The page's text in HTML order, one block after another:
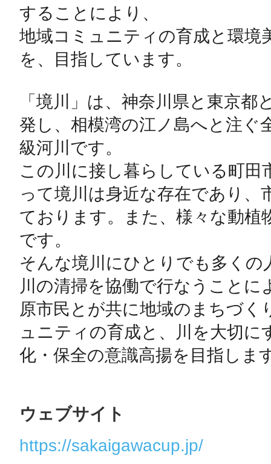
することにより、
地域コミュニティの育成と環境
を、目指しています。
「境川」は、神奈川県と東京都
発し、相模湾の江ノ島へと注ぐ
級河川です。
この川に接し暮らしている町田
って境川は身近な存在であり、
ております。また、様々な動植
です。
そんな境川にひとりでも多くの
川の清掃を協働で行なうことに
原市民とが共に地域のまちづく
ュニティの育成と、川を大切に
化・保全の意識高揚を目指しま
ウェブサイト
https://sakaigawacup.jp/